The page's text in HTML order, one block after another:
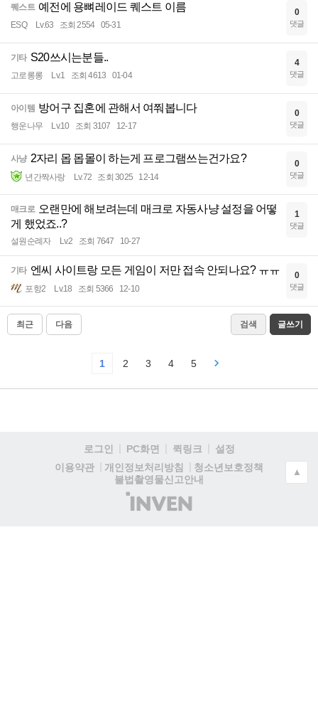
퀘스트 예전에 용뼈레이드 퀘스트 이름
ESQ Lv.63 조회 2554 05-31
0
댓글
기타 S20쓰시는분들..
고로롱롱 Lv.1 조회 4613 01-04
4
댓글
아이템 방어구 집혼에 관해서 여쭤봅니다
행운나무 Lv.10 조회 3107 12-17
0
댓글
사냥 2자리 몹 몹몰이 하는게 프로그램쓰는건가요?
년간짝사랑 Lv.72 조회 3025 12-14
0
댓글
매크로 오랜만에 해보려는데 매크로 자동사냥 설정을 어떻
게 했었죠..?
설원순례자 Lv.2 조회 7647 10-27
1
댓글
기타 엔씨 사이트랑 모든 게임이 저만 접속 안되나요? ㅠㅠ
포항2 Lv.18 조회 5366 12-10
0
댓글
최근 다음 검색 글쓰기
1 2 3 4 5
로그인 PC화면 퀵링크
설정
이용약관
개인정보처리방침
청소년보호정책
불법촬영물신고안내
(주)
인
▲